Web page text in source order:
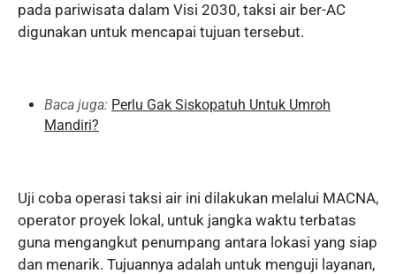
pada pariwisata dalam Visi 2030, taksi air ber-AC
digunakan untuk mencapai tujuan tersebut.
Baca juga: Perlu Gak Siskopatuh Untuk Umroh
Mandiri?
Uji coba operasi taksi air ini dilakukan melalui MACNA,
operator proyek lokal, untuk jangka waktu terbatas
guna mengangkut penumpang antara lokasi yang siap
dan menarik. Tujuannya adalah untuk menguji layanan,